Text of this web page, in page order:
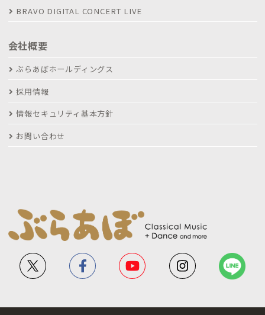
BRAVO DIGITAL CONCERT LIVE
会社概要
ぶらあぼホールディングス
採用情報
情報セキュリティ基本方針
お問い合わせ